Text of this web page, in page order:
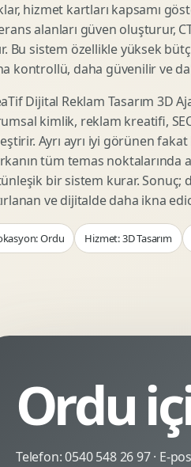
Reklam
Urun Lansman
Ab Test Arayuzu
App Landing
Form
Sales Page
Tasarimi
Interaktif
hizmet kartları kapsamı
alanları güven oluşturur,
Bu sistem özellikle yüksek
kontrollü, daha güvenilir ve
Dijital Reklam Tasarım 3D
kimlik, reklam kreatifi,
Ayrı ayrı iyi görünen
tüm temas noktalarında
bir sistem kurar. Sonuç;
ve dijitalde daha ikna
Ordu Hizmet: 3D Tasarım
Ordu
Telefon:0540 548 26 97· E-